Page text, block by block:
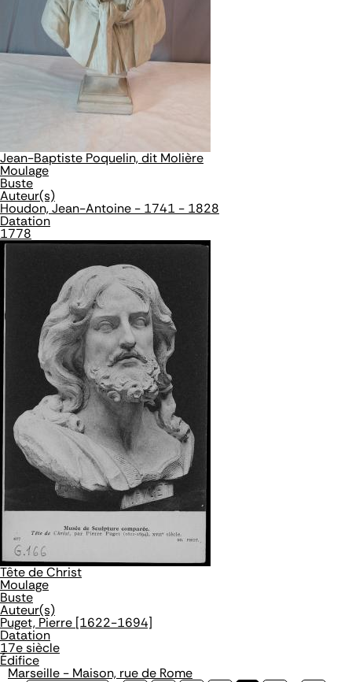
Jean-Baptiste Poquelin, dit Molière
Moulage
Buste
Auteur(s)
Houdon, Jean-Antoine - 1741 - 1828
Datation
1778
Tête de Christ
Moulage
Buste
Auteur(s)
Puget, Pierre [1622-1694]
Datation
17e siècle
Édifice
Marseille - Maison, rue de Rome